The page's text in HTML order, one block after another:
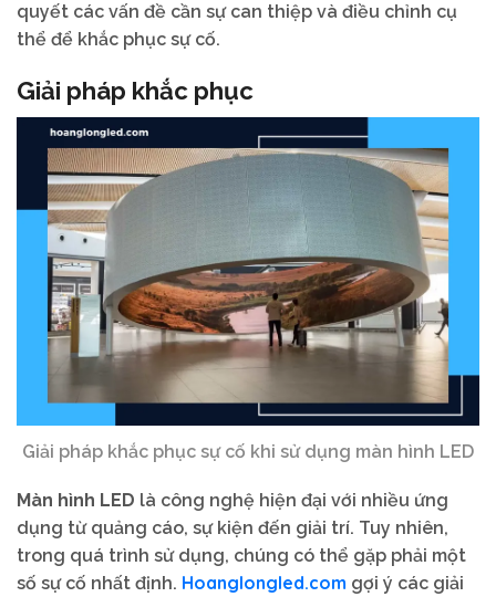
quyết các vấn đề cần sự can thiệp và điều chỉnh cụ
thể để khắc phục sự cố.
Giải pháp khắc phục
Giải pháp khắc phục sự cố khi sử dụng màn hình LED
Màn hình LED là công nghệ hiện đại với nhiều ứng
dụng từ quảng cáo, sự kiện đến giải trí. Tuy nhiên,
trong quá trình sử dụng, chúng có thể gặp phải một
số sự cố nhất định. Hoanglongled.com gợi ý các giải